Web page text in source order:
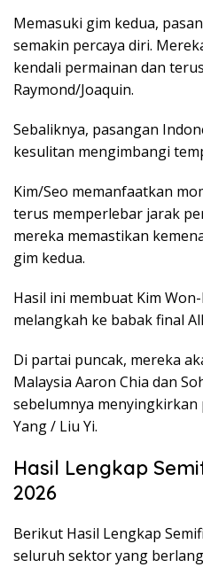
Memasuki gim kedua,
semakin percaya diri.
kendali permainan dan
Raymond/Joaquin.
Sebaliknya, pasangan
kesulitan mengimbangi
Kim/Seo memanfaatkan
terus memperlebar jarak
mereka memastikan
gim kedua.
Hasil ini membuat Kim
melangkah ke babak final
Di partai puncak, mereka
Malaysia Aaron Chia dan
sebelumnya menyingkirkan
Yang / Liu Yi.
Hasil Lengkap
2026
Berikut Hasil Lengkap
seluruh sektor yang